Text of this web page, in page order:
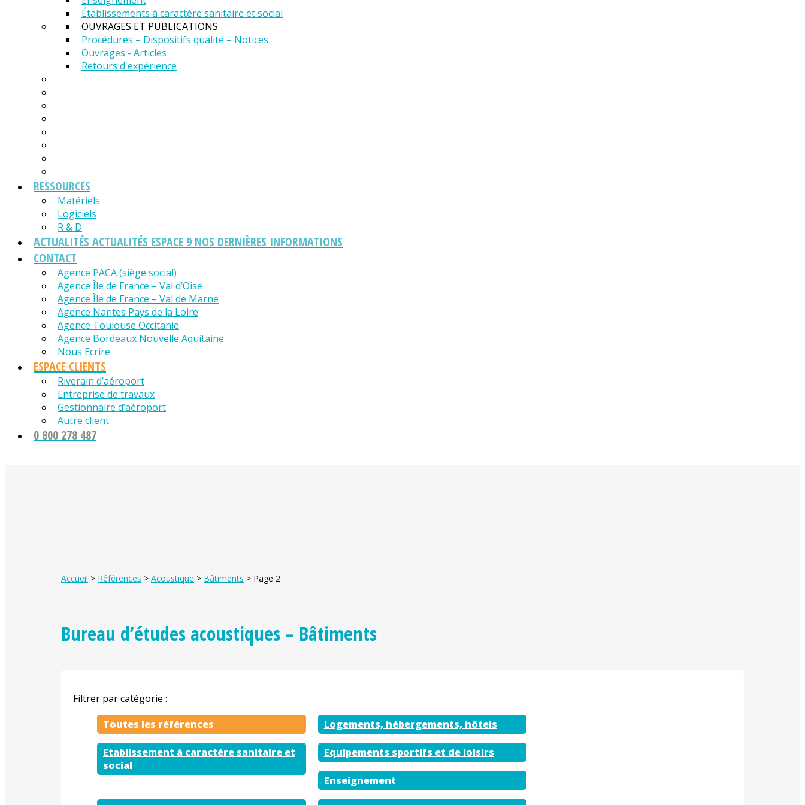
Établissements à caractère sanitaire et social
OUVRAGES ET PUBLICATIONS
Procédures – Dispositifs qualité – Notices
Ouvrages - Articles
Retours d'expérience
RESSOURCES
Matériels
Logiciels
R & D
ACTUALITÉS ACTUALITÉS ESPACE 9 NOS DERNIÈRES INFORMATIONS
CONTACT
Agence PACA (siège social)
Agence Île de France – Val d’Oise
Agence Île de France – Val de Marne
Agence Nantes Pays de la Loire
Agence Toulouse Occitanie
Agence Bordeaux Nouvelle Aquitaine
Nous Ecrire
ESPACE CLIENTS
Riverain d’aéroport
Entreprise de travaux
Gestionnaire d’aéroport
Autre client
0 800 278 487
Accueil > Références > Acoustique > Bâtiments > Page 2
Bureau d’études acoustiques – Bâtiments
Filtrer par catégorie :
Logements, hébergements, hôtels
Etablissement à caractère sanitaire et
social
Equipements sportifs et de loisirs
Enseignement